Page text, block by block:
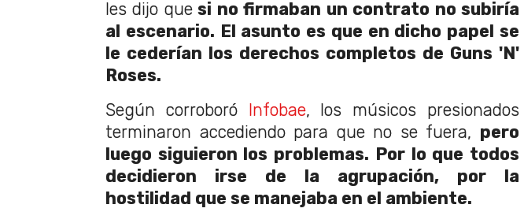
les dijo quesi no firmaban un contrato no subiría
al escenario. El asunto es que en dicho papel se
le cederían los derechos completos de Guns 'N'
Roses.
Según corroboró Infobae, los músicos presionados
terminaron accediendo para que no se fuera, pero
luego siguieron los problemas. Por lo que todos
decidieron irse de la agrupación, por la
hostilidad que se manejaba en el ambiente.